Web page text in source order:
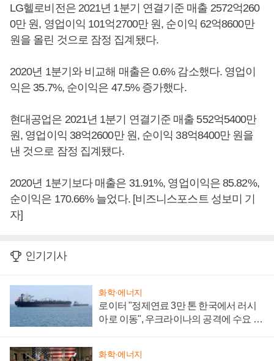
LG헬로비전은 2021년 1분기 연결기준 매출 2572억260
0만 원, 영업이익 101억2700만 원, 순이익 62억8600만
원을 올린 것으로 잠정 집계됐다.
2020년 1분기와 비교해 매출은 0.6% 감소했다. 영업이
익은 35.7%, 순이익은 47.5% 증가했다.
현대공업은 2021년 1분기 연결기준 매출 552억5400만
원, 영업이익 38억2600만 원, 순이익 38억8400만 원을
낸 것으로 잠정 집계됐다.
2020년 1분기보다 매출은 31.91%, 영업이익은 85.82%,
순이익은 170.66% 늘었다. [비즈니스포스트 성보미 기
자]
인기기사
화학·에너지
로이터 "정제연료 3만 톤 한국에서 러시
아로 이동", 우크라이나의 공격에 수요 늘
화학·에너지